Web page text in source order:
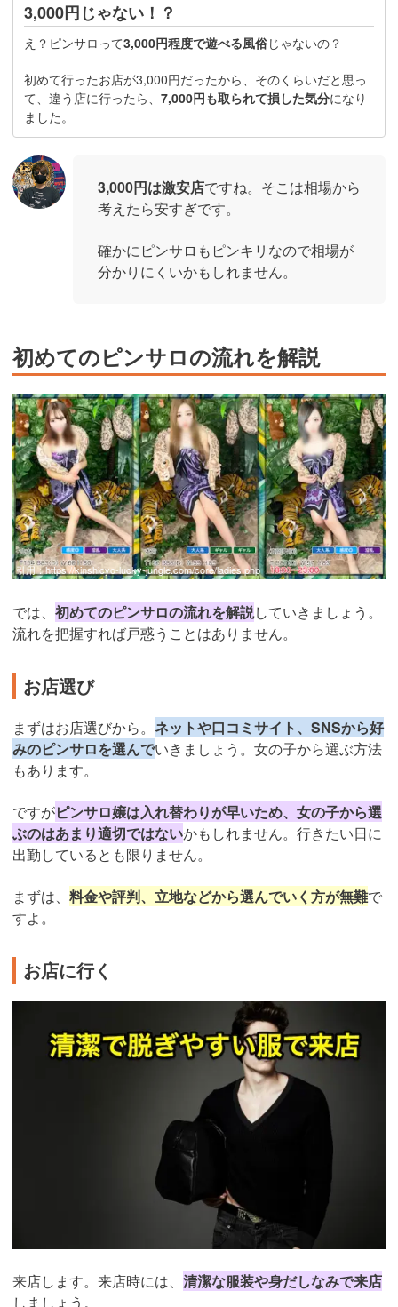
3,000円じゃない！？
え？ピンサロって3,000円程度で遊べる風俗じゃないの？
初めて行ったお店が3,000円だったから、そのくらいだと思っ
て、違う店に行ったら、 7,000円も取られて損した気分になり
ました。
3,000円は激安店ですね。そこは相場から
考えたら安すぎです。
確かにピンサロもピンキリなので相場が
分かりにくいかもしれません。
初めてのピンサロの流れを解説
引用：https://kinshicyo-lucky-jungle.com/core/ladies.php
では、 初めてのピンサロの流れを解説していきましょう。
流れを把握すれば戸惑うことはありません。
お店選び
まずはお店選びから。 ネットや口コミサイト、SNSから好
みのピンサロを選んでいきましょう。女の子から選ぶ方法
もあります。
ですがピンサロ嬢は入れ替わりが早いため、女の子から選
ぶのはあまり適切ではないかもしれません。行きたい日に
出勤しているとも限りません。
まずは、 料金や評判、立地などから選んでいく方が無難で
すよ。
お店に行く
来店します。来店時には、 清潔な服装や身だしなみで来店
しましょう。